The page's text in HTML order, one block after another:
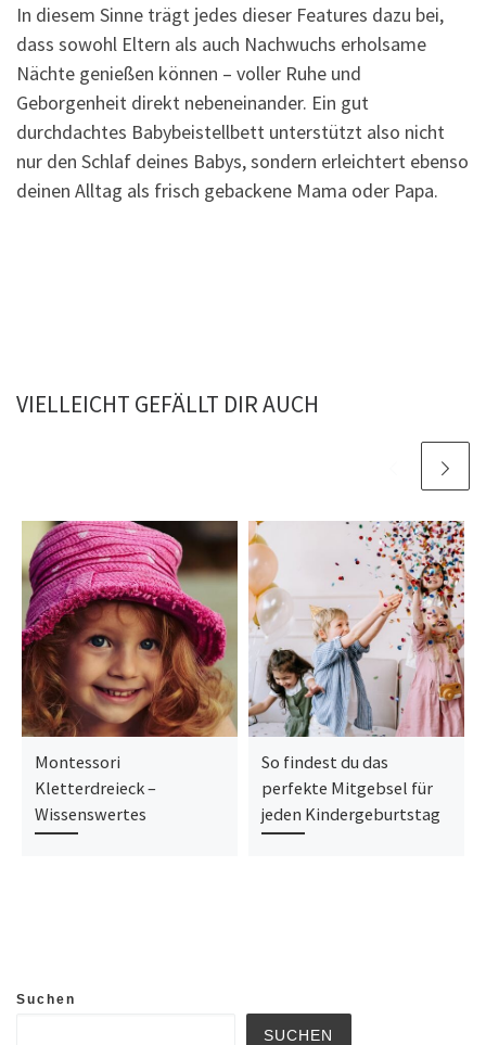
In diesem Sinne trägt jedes dieser Features dazu bei,
dass sowohl Eltern als auch Nachwuchs erholsame
Nächte genießen können – voller Ruhe und
Geborgenheit direkt nebeneinander. Ein gut
durchdachtes Babybeistellbett unterstützt also nicht
nur den Schlaf deines Babys, sondern erleichtert ebenso
deinen Alltag als frisch gebackene Mama oder Papa.
VIELLEICHT GEFÄLLT DIR AUCH
Montessori
Kletterdreieck –
Wissenswertes
So findest du das
perfekte Mitgebsel für
jeden Kindergeburtstag
Suchen
SUCHEN